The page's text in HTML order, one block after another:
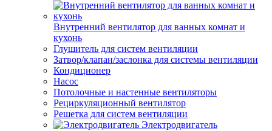
Внутренний вентилятор для ванных комнат и
кухонь
Глушитель для систем вентиляции
Затвор/клапан/заслонка для системы вентиляции
Кондиционер
Насос
Потолочные и настенные вентиляторы
Рециркуляционный вентилятор
Решетка для систем вентиляции
Электродвигатель